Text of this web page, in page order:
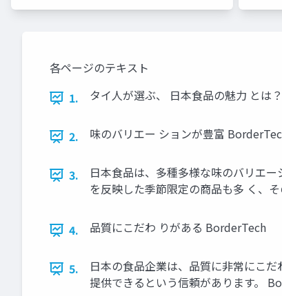
各ページのテキスト
1.
タイ人が選ぶ、 日本食品の魅力 とは
2. 味のバリエー ションが豊富
3.
日本食品は、多種多様な味のバリエ
を反映した季節限定の商品も多 く、
4. 品質にこだわ りがある BorderTech
5.
日本の食品企業は、品質に非常にこ
提供できるという信頼があります。